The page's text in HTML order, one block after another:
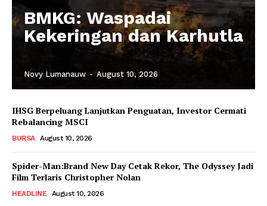
BMKG: Waspadai
Kekeringan dan Karhutla
Novy Lumanauw - August 10, 2026
IHSG Berpeluang Lanjutkan Penguatan, Investor Cermati
Rebalancing MSCI
BURSA August 10, 2026
Spider-Man:Brand New Day Cetak Rekor, The Odyssey Jadi
Film Terlaris Christopher Nolan
HEADLINE August 10, 2026